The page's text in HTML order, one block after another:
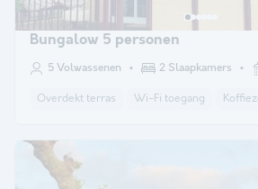
Bungalow 5 personen
5 Volwassenen 2 Slaapkamers
Overdekt terras Wi-Fi toegang